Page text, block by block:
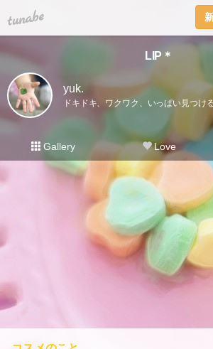
tuna.be
LIP＊
yuk.
ドキドキ、ワクワク、いっぱい見つけ
Gallery Love